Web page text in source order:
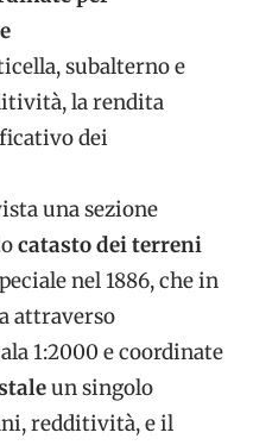
subalterno e
la rendita
dei
una sezione
catasto dei terreni
nel 1886, che in
attraverso
1:2000 e coordinate
un singolo
redditività, e il